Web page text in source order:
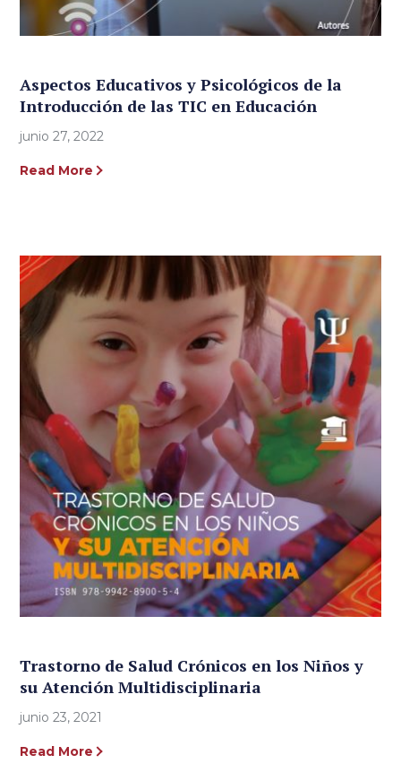
Aspectos Educativos y Psicológicos de la
Introducción de las TIC en Educación
junio 27, 2022
Read More
Trastorno de Salud Crónicos en los Niños y
su Atención Multidisciplinaria
junio 23, 2021
Read More